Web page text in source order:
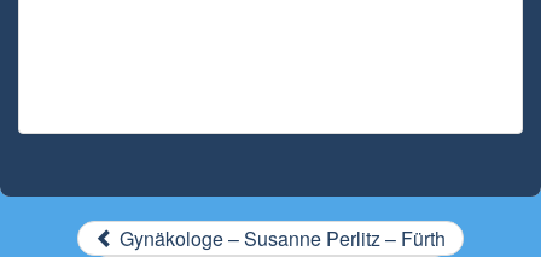
Gynäkologe – Susanne Perlitz – Fürth